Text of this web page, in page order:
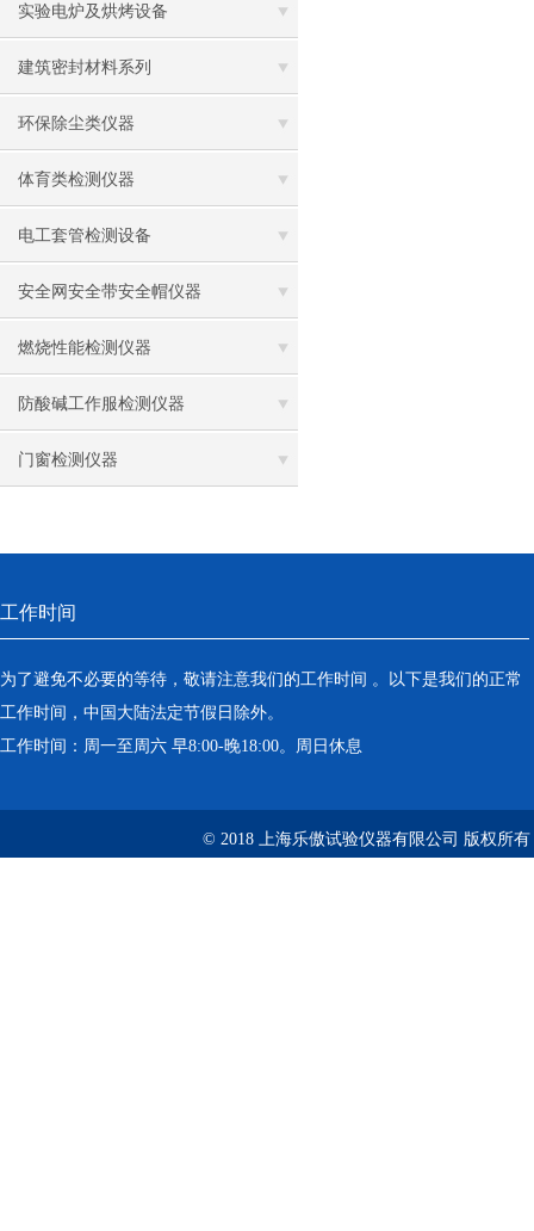
实验电炉及烘烤设备
建筑密封材料系列
环保除尘类仪器
体育类检测仪器
电工套管检测设备
安全网安全带安全帽仪器
燃烧性能检测仪器
防酸碱工作服检测仪器
门窗检测仪器
工作时间
为了避免不必要的等待，敬请注意我们的工作时间 。以下是我们的正常
工作时间，中国大陆法定节假日除外。
工作时间：周一至周六 早8:00-晚18:00。周日休息
© 2018 上海乐傲试验仪器有限公司 版权所